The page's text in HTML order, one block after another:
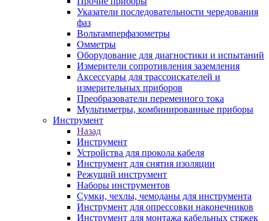
Указатели последовательности чередования
фаз
Вольтамперфазометры
Омметры
Оборудование для диагностики и испытаний
Измерители сопротивления заземления
Аксессуары для трассоискателей и
измерительных приборов
Преобразователи переменного тока
Мультиметры, комбинированные приборы
Инструмент
Назад
Инструмент
Устройства для прокола кабеля
Инструмент для снятия изоляции
Режущий инструмент
Наборы инструментов
Сумки, чехлы, чемоданы для инструмента
Инструмент для опрессовки наконечников
Инструмент для монтажа кабельных стяжек